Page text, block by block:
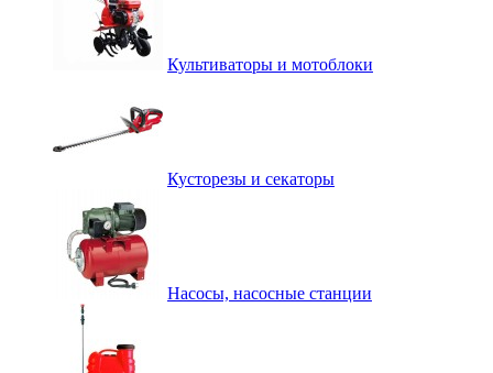
Культиваторы и мотоблоки
Кусторезы и секаторы
Насосы, насосные станции